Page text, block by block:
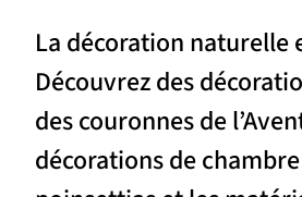
La décoration naturelle
Découvrez des
des couronnes de
décorations de